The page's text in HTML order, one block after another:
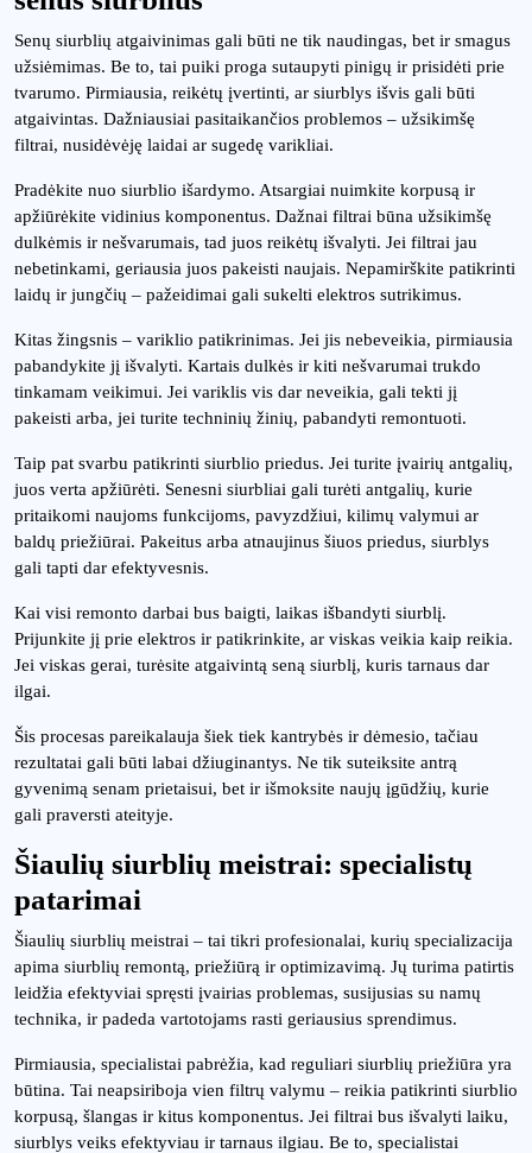
Senų siurblių atgaivinimas gali būti ne tik naudingas, bet ir smagus
užsiėmimas. Be to, tai puiki proga sutaupyti pinigų ir prisidėti prie
tvarumo. Pirmiausia, reikėtų įvertinti, ar siurblys išvis gali būti
atgaivintas. Dažniausiai pasitaikančios problemos – užsikimšę
filtrai, nusidėvėję laidai ar sugedę varikliai.
Pradėkite nuo siurblio išardymo. Atsargiai nuimkite korpusą ir
apžiūrėkite vidinius komponentus. Dažnai filtrai būna užsikimšę
dulkėmis ir nešvarumais, tad juos reikėtų išvalyti. Jei filtrai jau
nebetinkami, geriausia juos pakeisti naujais. Nepamirškite patikrinti
laidų ir jungčių – pažeidimai gali sukelti elektros sutrikimus.
Kitas žingsnis – variklio patikrinimas. Jei jis nebeveikia, pirmiausia
pabandykite jį išvalyti. Kartais dulkės ir kiti nešvarumai trukdo
tinkamam veikimui. Jei variklis vis dar neveikia, gali tekti jį
pakeisti arba, jei turite techninių žinių, pabandyti remontuoti.
Taip pat svarbu patikrinti siurblio priedus. Jei turite įvairių antgalių,
juos verta apžiūrėti. Senesni siurbliai gali turėti antgalių, kurie
pritaikomi naujoms funkcijoms, pavyzdžiui, kilimų valymui ar
baldų priežiūrai. Pakeitus arba atnaujinus šiuos priedus, siurblys
gali tapti dar efektyvesnis.
Kai visi remonto darbai bus baigti, laikas išbandyti siurblį.
Prijunkite jį prie elektros ir patikrinkite, ar viskas veikia kaip reikia.
Jei viskas gerai, turėsite atgaivintą seną siurblį, kuris tarnaus dar
ilgai.
Šis procesas pareikalauja šiek tiek kantrybės ir dėmesio, tačiau
rezultatai gali būti labai džiuginantys. Ne tik suteiksite antrą
gyvenimą senam prietaisui, bet ir išmoksite naujų įgūdžių, kurie
gali praversti ateityje.
Šiaulių siurblių meistrai: specialistų
patarimai
Šiaulių siurblių meistrai – tai tikri profesionalai, kurių specializacija
apima siurblių remontą, priežiūrą ir optimizavimą. Jų turima patirtis
leidžia efektyviai spręsti įvairias problemas, susijusias su namų
technika, ir padeda vartotojams rasti geriausius sprendimus.
Pirmiausia, specialistai pabrėžia, kad reguliari siurblių priežiūra yra
būtina. Tai neapsiriboja vien filtrų valymu – reikia patikrinti siurblio
korpusą, šlangas ir kitus komponentus. Jei filtrai bus išvalyti laiku,
siurblys veiks efektyviau ir tarnaus ilgiau. Be to, specialistai